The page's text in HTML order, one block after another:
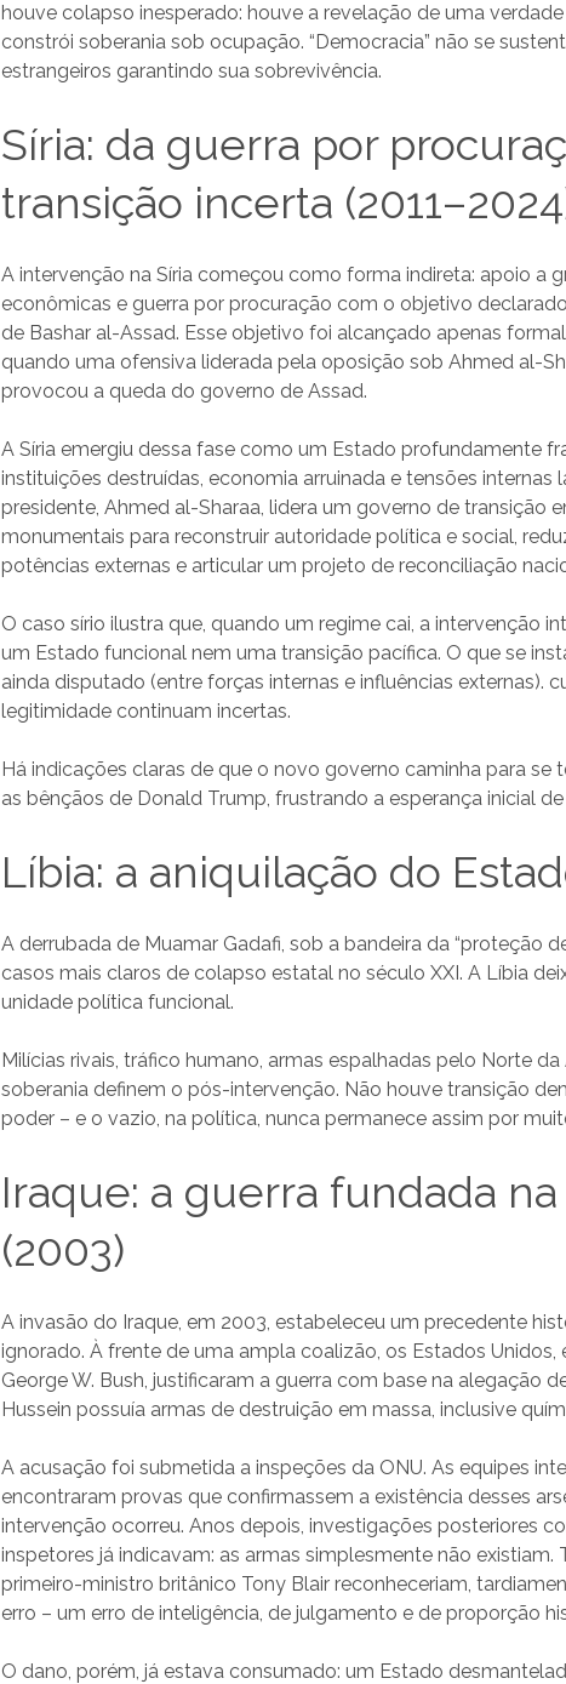
houve colapso inesperado: houve a revelação de uma
constrói soberania sob ocupação. “Democracia” não se
estrangeiros garantindo sua sobrevivência.
Síria: da guerra por
transição incerta
A intervenção na Síria começou como forma indireta: apoio a
econômicas e guerra por procuração com o objetivo
de Bashar al-Assad. Esse objetivo foi alcançado apenas
quando uma ofensiva liderada pela oposição sob Ahmed al-
provocou a queda do governo de Assad.
A Síria emergiu dessa fase como um Estado profundamente
instituições destruídas, economia arruinada e tensões internas
presidente, Ahmed al-Sharaa, lidera um governo de transição
monumentais para reconstruir autoridade política e social,
potências externas e articular um projeto de reconciliação
O caso sírio ilustra que, quando um regime cai, a intervenção
um Estado funcional nem uma transição pacífica. O que se
ainda disputado (entre forças internas e influências externas).
legitimidade continuam incertas.
Há indicações claras de que o novo governo caminha para se
as bênçãos de Donald Trump, frustrando a esperança inicial
Líbia: a aniquilação do
A derrubada de Muamar Gadafi, sob a bandeira da “proteção
casos mais claros de colapso estatal no século XXI. A Líbia
unidade política funcional.
Milícias rivais, tráfico humano, armas espalhadas pelo Norte
soberania definem o pós-intervenção. Não houve transição
poder – e o vazio, na política, nunca permanece assim por
Iraque: a guerra fundada
(2003)
A invasão do Iraque, em 2003, estabeleceu um precedente
ignorado. À frente de uma ampla coalizão, os Estados Unidos,
George W. Bush, justificaram a guerra com base na alegação
Hussein possuía armas de destruição em massa, inclusive
A acusação foi submetida a inspeções da ONU. As equipes
encontraram provas que confirmassem a existência desses
intervenção ocorreu. Anos depois, investigações posteriores
inspetores já indicavam: as armas simplesmente não existiam.
primeiro-ministro britânico Tony Blair reconheceriam,
erro – um erro de inteligência, de julgamento e de proporção
O dano, porém, já estava consumado: um Estado